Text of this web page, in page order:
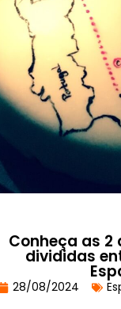
Conheça as 2
divididas
28/08/2024